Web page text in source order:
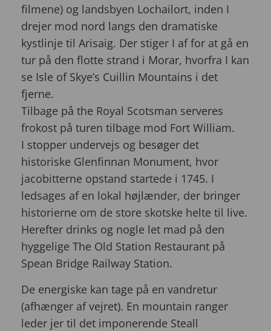
filmene) og landsbyen Lochailort, inden I
drejer mod nord langs den dramatiske
kystlinje til Arisaig. Der stiger I af for at gå en
tur på den flotte strand i Morar, hvorfra I kan
se Isle of Skye’s Cuillin Mountains i det
fjerne.
Tilbage på the Royal Scotsman serveres
frokost på turen tilbage mod Fort William.
I stopper undervejs og besøger det
historiske Glenfinnan Monument, hvor
jacobitterne opstand startede i 1745. I
ledsages af en lokal højlænder, der bringer
historierne om de store skotske helte til live.
Herefter drinks og nogle let mad på den
hyggelige The Old Station Restaurant på
Spean Bridge Railway Station.
De energiske kan tage på en vandretur
(afhænger af vejret). En mountain ranger
leder jer til det imponerende Steall